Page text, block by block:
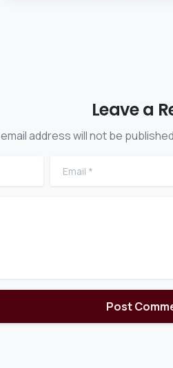
Leave a
address will not be
Email